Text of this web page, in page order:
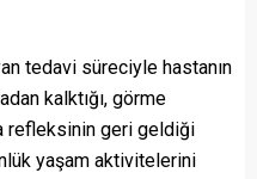
tedavi süreciyle hastanın
kalktığı, görme
refleksinin geri geldiği
yaşam aktivitelerini